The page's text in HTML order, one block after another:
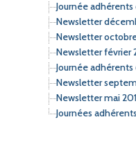
Journée adhérents
Newsletter
Newsletter
Newsletter février
Journée
Newsletter
Newsletter mai
Journées